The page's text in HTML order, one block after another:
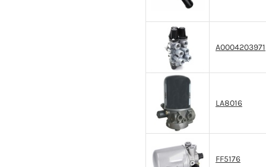
A0004203971
LA8016
FF5176